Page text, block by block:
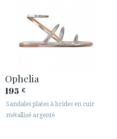
Ophelia
195 €
Sandales plates à brides en cuir
métallisé argenté